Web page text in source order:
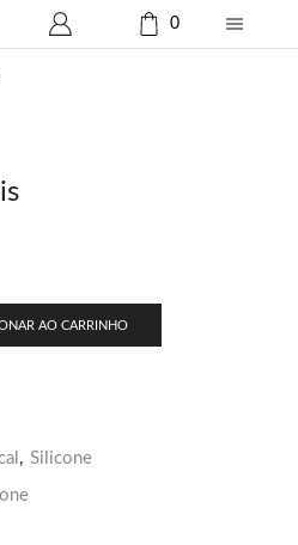
0
AO CARRINHO
, Silicone